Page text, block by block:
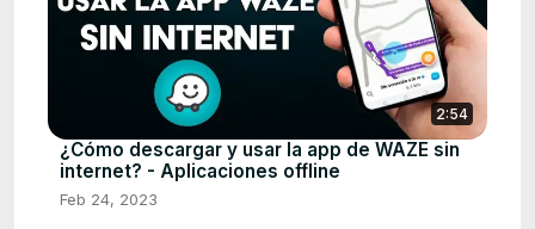
2:54
¿Cómo descargar y usar la app de WAZE sin
internet? - Aplicaciones offline
Feb 24, 2023